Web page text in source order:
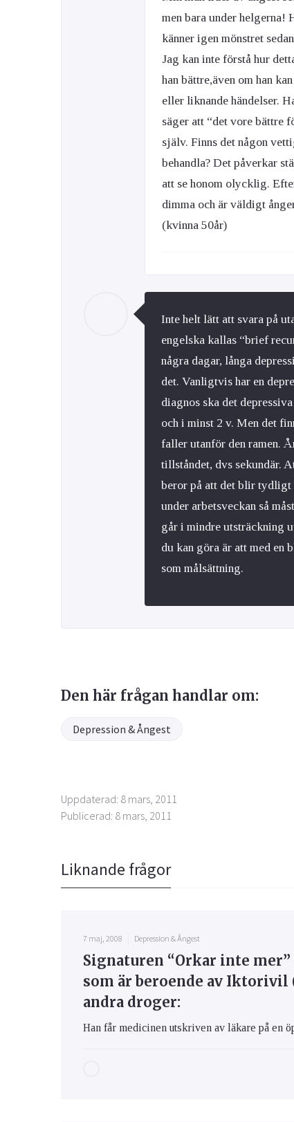
men bara under
känner igen mönstret
Jag kan inte förstå hur
han bättre,även om han
eller liknande händelser.
säger att “det vore bättre
själv. Finns det någon
behandla? Det påverkar
att se honom olycklig.
dimma och är väldigt
(kvinna 50år)
Inte helt lätt att svara på
engelska kallas “brief
några dagar, långa
det. Vanligtvis har en
diagnos ska det
och i minst 2 v. Men det
faller utanför den ramen.
tillståndet, dvs sekundär.
beror på att det blir tydligt
under arbetsveckan så
går i mindre utsträckning
du kan göra är att med en
som målsättning.
Den här frågan handlar om:
Depression & Ångest
Uppdaterad: 8 mars, 2011
Publicerad: 8 mars, 2011
Liknande frågor
7 maj, 2008 Depression & Ångest
Signaturen “Orkar inte mer”
som är beroende av Iktorivil
andra droger:
Han får medicinen utskriven av läkare på en